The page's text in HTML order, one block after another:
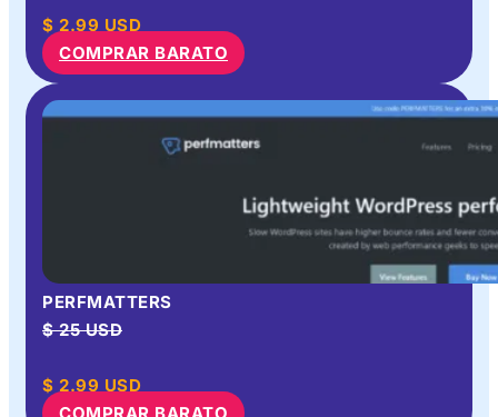
$ 2.99 USD
COMPRAR BARATO
PERFMATTERS
$ 25 USD
$ 2.99 USD
COMPRAR BARATO